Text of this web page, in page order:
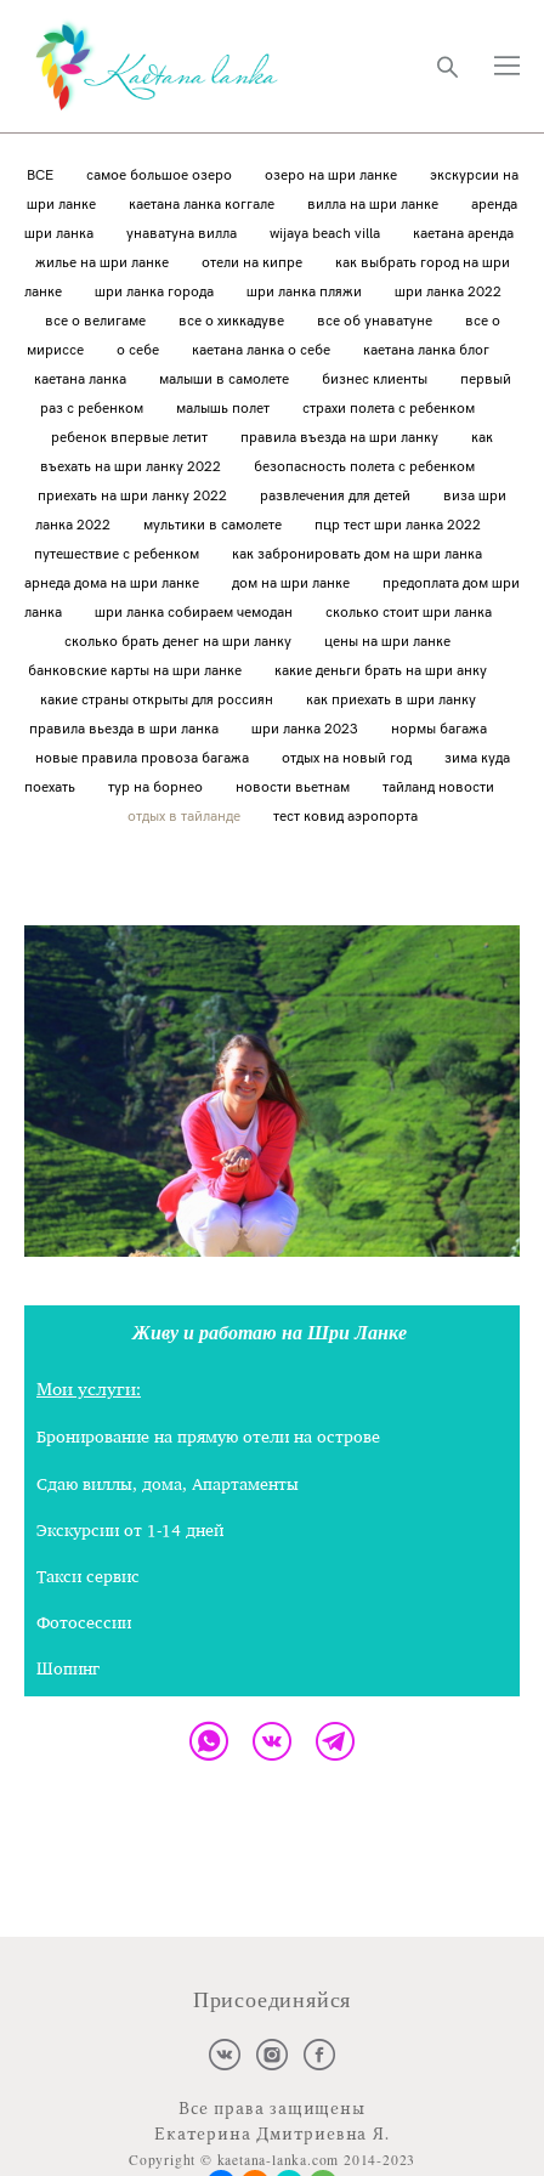
ВСЕ самое большое озеро озеро на шри ланке
экскурсии на
шри ланке
каетана ланка коггале вилла на шри ланке
аренда
шри ланка
унаватуна вилла wijaya beach villa
каетана аренда
жилье на шри ланке
отели на кипре
как выбрать город на шри
ланке
шри ланка города шри ланка пляжи
шри ланка 2022
все о велигаме
все о хиккадуве все об унаватуне
все о
мириссе
о себе каетана ланка о себе
каетана ланка блог
каетана ланка
малыши в самолете бизнес клиенты
первый
раз с ребенком
малышь полет
страхи полета с ребенком
ребенок впервые летит
правила въезда на шри ланку
как
въехать на шри ланку 2022
безопасность полета с ребенком
приехать на шри ланку 2022
развлечения для детей
виза шри
ланка 2022
мультики в самолете
пцр тест шри ланка 2022
путешествие с ребенком
как забронировать дом на шри ланка
арнеда дома на шри ланке
дом на шри ланке
предоплата дом шри
ланка
шри ланка собираем чемодан
сколько стоит шри ланка
сколько брать денег на шри ланку
цены на шри ланке
банковские карты на шри ланке
какие деньги брать на шри анку
какие страны открыты для россиян
как приехать в шри ланку
правила вьезда в шри ланка
шри ланка 2023
нормы багажа
новые правила провоза багажа
отдых на новый год
зима куда
поехать
тур на борнео новости вьетнам
тайланд новости
отдых в тайланде
тест ковид аэропорта
Живу и работаю на Шри Ланке
Мои услуги:
Бронирование на прямую отели на острове
Сдаю виллы, дома, Апартаменты
Экскурсии от 1-14 дней
Такси сервис
Фотосессии
Шопинг
Присоединяйся
Все права защищены
Екатерина Дмитриевна Я.
Copyright © kaetana-lanka.com 2014-2023